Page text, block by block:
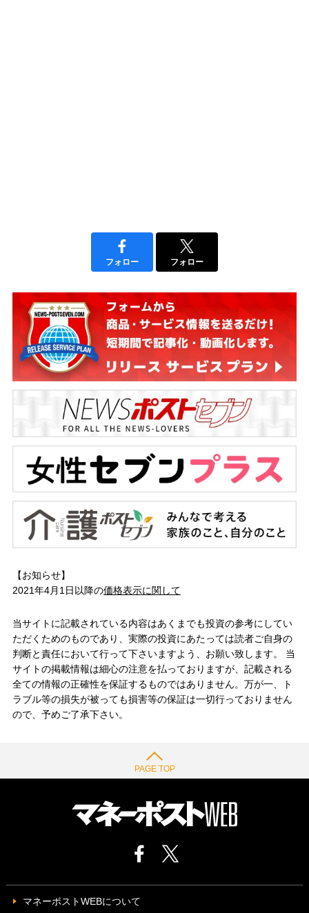
フォロー フォロー
【お知らせ】
2021年4月1日以降の価格表示に関して
当サイトに記載されている内容はあくまでも投資の参考にしてい
ただくためのものであり、実際の投資にあたっては読者ご自身の
判断と責任において行って下さいますよう、お願い致します。 当
サイトの掲載情報は細心の注意を払っておりますが、記載される
全ての情報の正確性を保証するものではありません。万が一、ト
ラブル等の損失が被っても損害等の保証は一切行っておりません
ので、予めご了承下さい。
PAGE TOP
マネーポストWEBについて